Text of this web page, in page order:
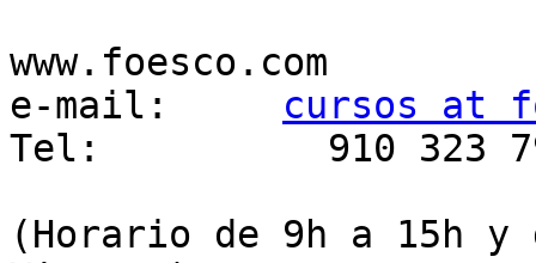
www.foesco.com
e-mail: cursos at
Tel:          910 323
(Horario de 9h a 15h y